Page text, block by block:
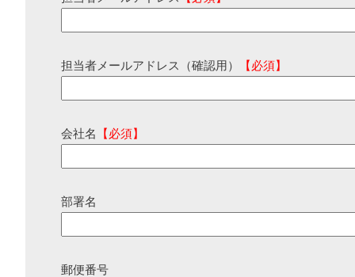
担当者メールアドレス（確認用） 【必須】
会社名 【必須】
部署名
郵便番号